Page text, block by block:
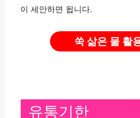
이 세안하면 됩니다.
쑥 삶은 물 활
유통기한